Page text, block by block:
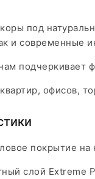
под
и современные
подчеркивает
офисов,
покрытие на
слой Extreme